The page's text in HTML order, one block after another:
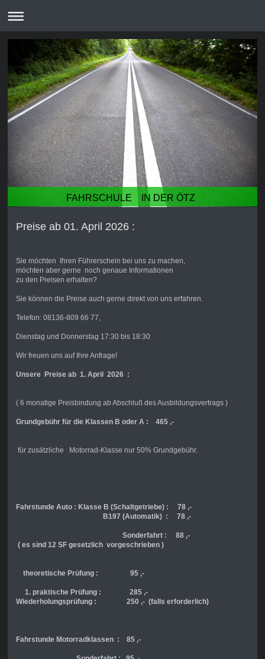
FAHRSCHULE IN DER ÖTZ
Preise ab 01. April 2026 :
Sie möchten Ihren Führerschein bei uns zu machen,
möchten aber gerne noch genaue Informationen
zu den Preisen erhalten?
Sie können die Preise auch gerne direkt von uns erfahren.
Telefon: 08136-809 66 77,
Dienstag und Donnerstag 17:30 bis 18:30
Wir freuen uns auf Ihre Anfrage!
Unsere Preise ab 1. April 2026 :
( 6 monatige Preisbindung ab Abschluß des Ausbildungsvertrags )
Grundgebühr für die Klassen B oder A : 465 ,-
für zusätzliche Motorrad-Klasse nur 50% Grundgebühr.
Fahrstunde Auto : Klasse B (Schaltgetriebe) : 78 ,-
B197 (Automatik) : 78 ,-
Sonderfahrt : 88 ,-
( es sind 12 SF gesetzlichvorgeschrieben )
theoretische Prüfung : 95 ,-
1. praktische Prüfung : 285 ,-
Wiederholungsprüfung : 250 ,- (falls erforderlich)
Fahrstunde Motorradklassen : 85 ,-